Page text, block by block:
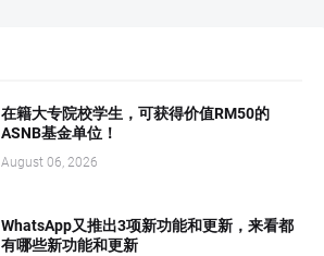
在籍大专院校学生，可获得价值RM50的
ASNB基金单位！
August 06, 2026
WhatsApp又推出3项新功能和更新，来看都
有哪些新功能和更新